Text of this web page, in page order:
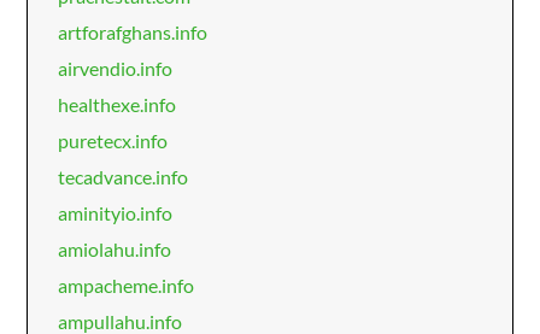
artforafghans.info
airvendio.info
healthexe.info
puretecx.info
tecadvance.info
aminityio.info
amiolahu.info
ampacheme.info
ampullahu.info